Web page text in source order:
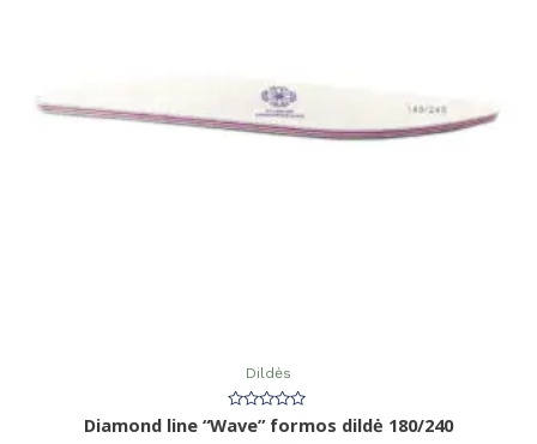
Dildės
Įvertinimas:
0
Diamond line “Wave” formos dildė 180/240